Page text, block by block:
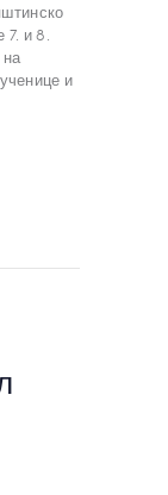
7. и 8.
и